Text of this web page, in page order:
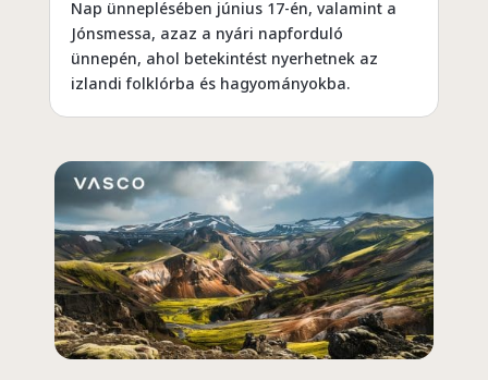
Nap ünneplésében június 17-én, valamint a
Jónsmessa, azaz a nyári napforduló
ünnepén, ahol betekintést nyerhetnek az
izlandi folklórba és hagyományokba.